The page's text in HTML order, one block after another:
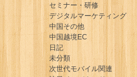
セミナー・研修
デジタルマーケティング
中国その他
中国越境EC
日記
未分類
次世代モバイル関連